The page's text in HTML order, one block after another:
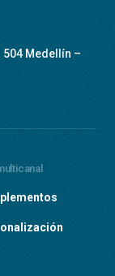
504 Medellín –